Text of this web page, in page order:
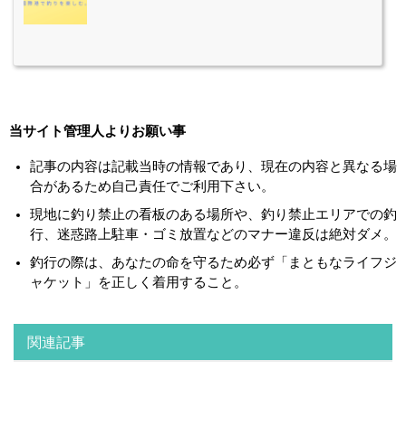
当サイト管理人よりお願い事
記事の内容は記載当時の情報であり、現在の内容と異なる場
合があるため自己責任でご利用下さい。
現地に釣り禁止の看板のある場所や、釣り禁止エリアでの釣
行、迷惑路上駐車・ゴミ放置などのマナー違反は絶対ダメ。
釣行の際は、あなたの命を守るため必ず「まともなライフジ
ャケット」を正しく着用すること。
関連記事